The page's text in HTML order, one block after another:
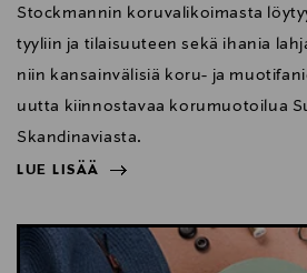
Stockmannin koruvalikoimasta
tyyliin ja tilaisuuteen sekä ihania
niin kansainvälisiä koru- ja
uutta kiinnostavaa korumuotoilua
Skandinaviasta.
LUE LISÄÄ
LUE LISÄÄ